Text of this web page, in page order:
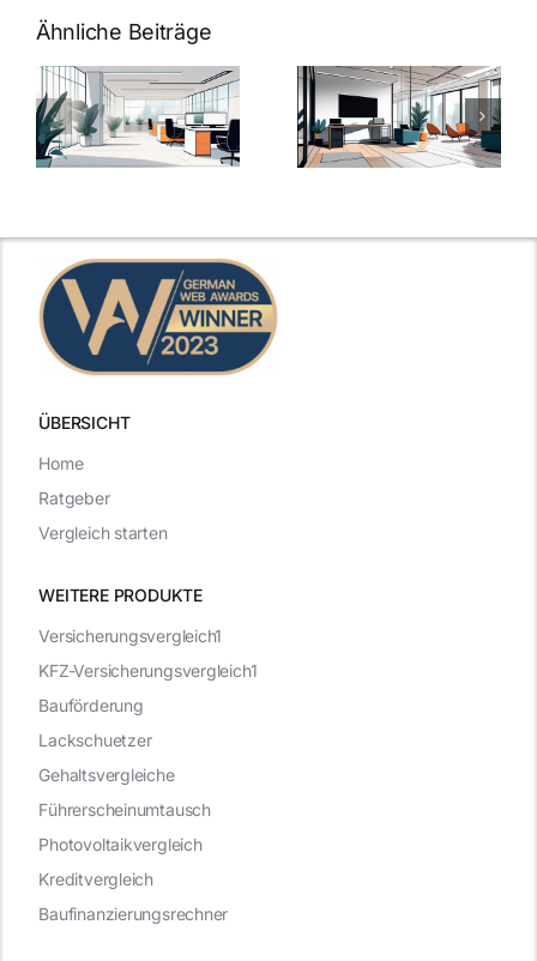
Ähnliche Beiträge
Arbeitgeber-
Zusatzleistungen:
5
inspirierende
Warum
bei
Arbeitgebern
ÜBERSICHT
WEITERE PRODUKTE
Versicherungsvergleich1
KFZ-Versicherungsvergleich1
Bauförderung
Lackschuetzer
Gehaltsvergleiche
Führerscheinumtausch
Photovoltaikvergleich
Kreditvergleich
Baufinanzierungsrechner
Home
Ratgeber
Vergleich starten